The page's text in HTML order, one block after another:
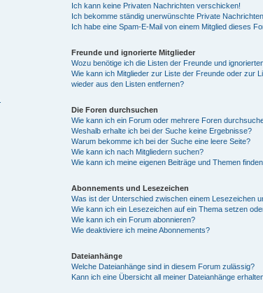
Ich kann keine Privaten Nachrichten verschicken!
Ich bekomme ständig unerwünschte Private
Ich habe eine Spam-E-Mail von einem Mitglied dieses
Freunde und ignorierte Mitglieder
Wozu benötige ich die Listen der Freunde und
Wie kann ich Mitglieder zur Liste der Freunde oder zur
wieder aus den Listen entfernen?
Die Foren durchsuchen
Wie kann ich ein Forum oder mehrere Foren
Weshalb erhalte ich bei der Suche keine Ergebnisse?
Warum bekomme ich bei der Suche eine leere Seite?
Wie kann ich nach Mitgliedern suchen?
Wie kann ich meine eigenen Beiträge und Themen
Abonnements und Lesezeichen
Was ist der Unterschied zwischen einem Lesezeichen
Wie kann ich ein Lesezeichen auf ein Thema setzen
Wie kann ich ein Forum abonnieren?
Wie deaktiviere ich meine Abonnements?
Dateianhänge
Welche Dateianhänge sind in diesem Forum zulässig?
Kann ich eine Übersicht all meiner Dateianhänge